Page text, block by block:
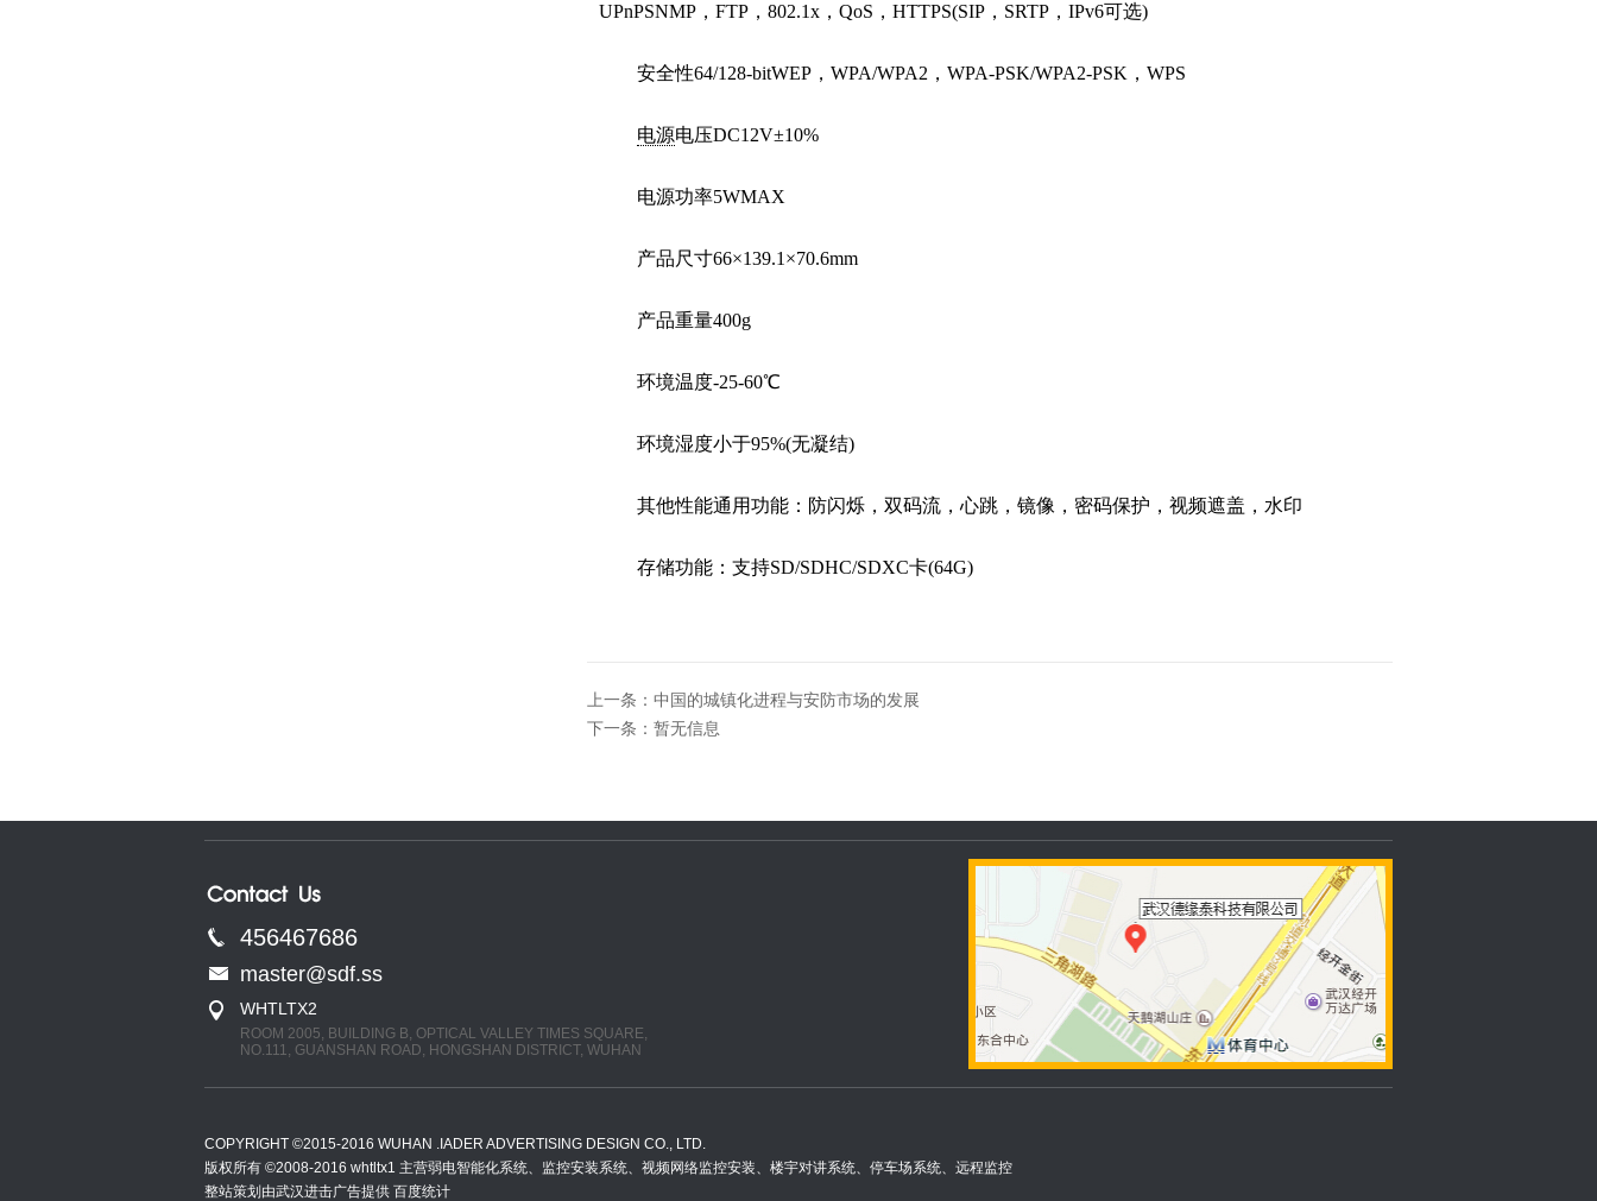
UPnPSNMP，FTP，802.1x，QoS，HTTPS(SIP，SRTP，IPv6可选)
安全性64/128-bitWEP，WPA/WPA2，WPA-PSK/WPA2-PSK，WPS
电源电压DC12V±10%
电源功率5WMAX
产品尺寸66×139.1×70.6mm
产品重量400g
环境温度-25-60℃
环境湿度小于95%(无凝结)
其他性能通用功能：防闪烁，双码流，心跳，镜像，密码保护，视频遮盖，水印
存储功能：支持SD/SDHC/SDXC卡(64G)
上一条： 中国的城镇化进程与安防市场的发展
下一条： 暂无信息
456467686
master@sdf.ss
WHTLTX2
ROOM 2005, BUILDING B, OPTICAL VALLEY TIMES SQUARE,
NO.111, GUANSHAN ROAD, HONGSHAN DISTRICT, WUHAN
COPYRIGHT ©2015-2016 WUHAN .IADER ADVERTISING DESIGN CO., LTD.
版权所有 ©2008-2016 whtltx1 主营弱电智能化系统、监控安装系统、视频网络监控安装、楼宇对讲系统、停车场系统、远程监控
整站策划由武汉进击广告提供 百度统计